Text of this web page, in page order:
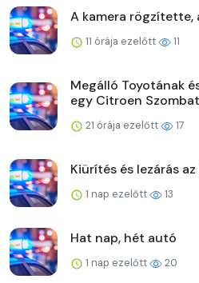
A kamera rögzítette,
11 órája ezelőtt 11
Megálló Toyotának
egy Citroen
21 órája ezelőtt 17
Kiürítés és lezárás
1 nap ezelőtt 13
Hat nap, hét autó
1 nap ezelőtt 20